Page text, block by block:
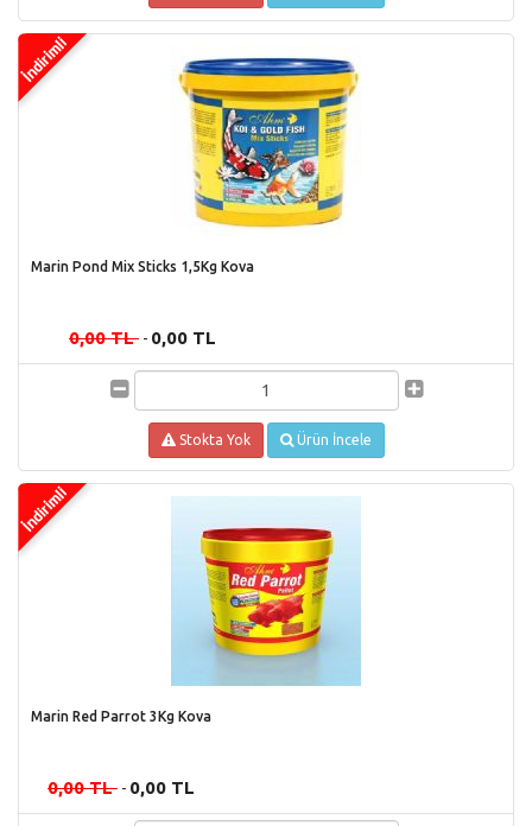
Marin Pond Mix Sticks 1,5Kg Kova
0,00 TL - 0,00 TL
Stokta Yok Ürün İncele
Marin Red Parrot 3Kg Kova
0,00 TL - 0,00 TL